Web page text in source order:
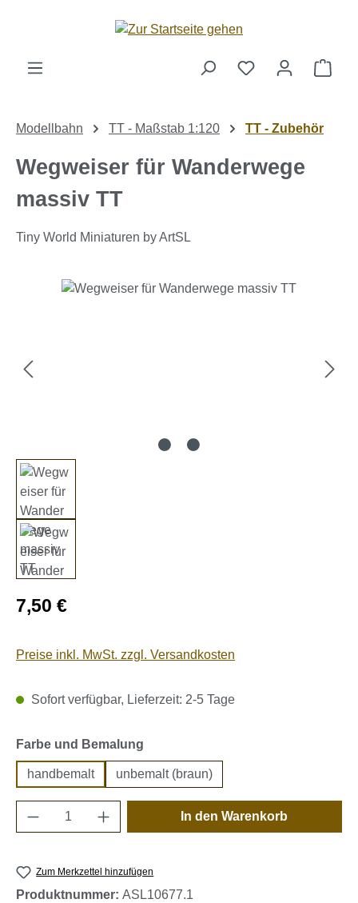
Zum Hauptinhalt springen
Modellbahn TT - Maßstab 1:120 TT - Zubehör
Wegweiser für Wanderwege
massiv TT
Tiny World Miniaturen by ArtSL
Bildergalerie überspringen
Regulärer Preis:
7,50 €
Preise inkl. MwSt. zzgl. Versandkosten
Sofort verfügbar, Lieferzeit: 2-5 Tage
Farbe und Bemalung
handbemalt unbemalt (braun)
Produkt Anzahl: Gib den gewünschten
In den Warenkorb
Zum Merkzettel hinzufügen
Produktnummer: ASL10677.1